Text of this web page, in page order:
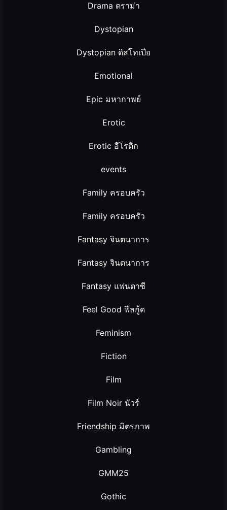
Drama ดราม่า
Dystopian
Dystopian ดิสโทเปีย
Emotional
Epic มหากาพย์
Erotic
Erotic อีโรติก
events
Family ครอบครัว
Family ครอบครัว
Fantasy จินตนาการ
Fantasy จินตนาการ
Fantasy แฟนตาซี
Feel Good ฟีลกู้ด
Feminism
Fiction
Film
Film Noir นัวร์
Friendship มิตรภาพ
Gambling
GMM25
Gothic